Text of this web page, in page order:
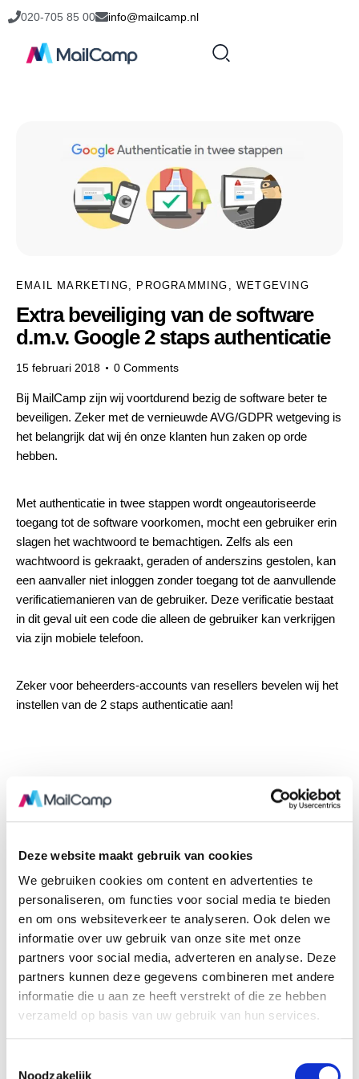
Deze website maakt gebruik van cookies
We gebruiken cookies om content en advertenties te
personaliseren, om functies voor social media te bieden
en om ons websiteverkeer te analyseren. Ook delen we
informatie over uw gebruik van onze site met onze
partners voor social media, adverteren en analyse. Deze
partners kunnen deze gegevens combineren met andere
informatie die u aan ze heeft verstrekt of die ze hebben
verzameld op basis van uw gebruik van hun services.
Noodzakelijk
020-705 85 00 info@mailcamp.nl
EMAIL MARKETING PROGRAMMING ,WETGEVING
Extra beveiliging van de software
d.m.v. Google 2 staps authenticatie
15 februari 2018 0 Comments
Bij MailCamp zijn wij voortdurend bezig de software beter te
beveiligen. Zeker met de vernieuwdeAVG/GDPR wetgeving is
het belangrijk dat wij én onze klanten hun zaken op orde
hebben.
Met authenticatie in twee stappen wordt ongeautoriseerde
toegang tot de software voorkomen, mocht een gebruiker erin
slagen het wachtwoord te bemachtigen. Zelfs als een
wachtwoord is gekraakt, geraden of anderszins gestolen, kan
een aanvaller niet inloggen zonder toegang tot de aanvullende
verificatiemanieren van de gebruiker. Deze verificatie bestaat
in dit geval uit een code die alleen de gebruiker kan verkrijgen
via zijn mobiele telefoon.
Zeker voor beheerders-accounts van resellers bevelen wij het
instellen van de 2 staps authenticatie aan!